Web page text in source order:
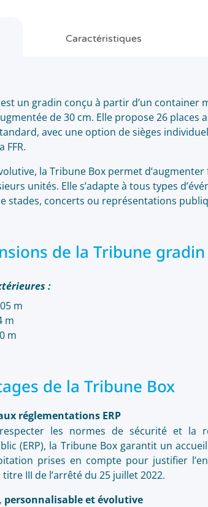
Caractéristiques
un gradin conçu à partir d’un container
de 30 cm. Elle propose 26 places
avec une option de sièges
FFR.
la Tribune Box permet d’augmenter
unités. Elle s’adapte à tous types
stades, concerts ou représentations
de la Tribune
:
m
m
m
de la Tribune Box
réglementations ERP
les normes de sécurité et la
(ERP), la Tribune Box garantit un
prises en compte pour justifier
III de l’arrêté du 25 juillet 2022.
et évolutive